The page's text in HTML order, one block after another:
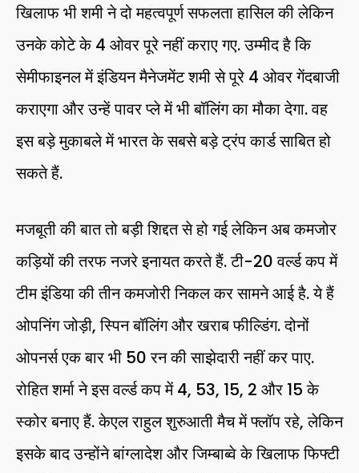
खिलाफ भी शमी ने दो महत्वपूर्ण सफलता हासिल की लेकिन
उनके कोटे के 4 ओवर पूरे नहीं कराए गए. उम्मीद है कि
सेमीफाइनल में इंडियन मैनेजमेंट शमी से पूरे 4 ओवर गेंदबाजी
कराएगा और उन्हें पावर प्ले में भी बॉलिंग का मौका देगा. वह
इस बड़े मुकाबले में भारत के सबसे बड़े ट्रंप कार्ड साबित हो
सकते हैं.
मजबूती की बात तो बड़ी शिद्दत से हो गई लेकिन अब कमजोर
कड़ियों की तरफ नजरे इनायत करते हैं. टी-20 वर्ल्ड कप में
टीम इंडिया की तीन कमजोरी निकल कर सामने आई है. ये हैं
ओपनिंग जोड़ी, स्पिन बॉलिंग और खराब फील्डिंग. दोनों
ओपनर्स एक बार भी 50 रन की साझेदारी नहीं कर पाए.
रोहित शर्मा ने इस वर्ल्ड कप में 4, 53, 15, 2 और 15 के
स्कोर बनाए हैं. केएल राहुल शुरुआती मैच में फ्लॉप रहे, लेकिन
इसके बाद उन्होंने बांग्लादेश और जिम्बाब्वे के खिलाफ फिफ्टी